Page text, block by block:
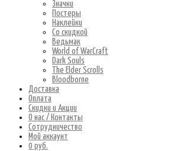
Значки
Постеры
Наклейки
Со скидкой
Ведьмак
World of WarCraft
Dark Souls
The Elder Scrolls
Bloodborne
Доставка
Оплата
Скидки и Акции
О нас / Контакты
Сотрудничество
Мой аккаунт
0 руб.